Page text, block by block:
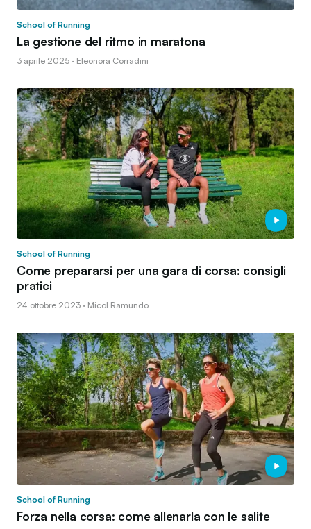
School of Running
La gestione del ritmo in maratona
3 aprile 2025 · Eleonora Corradini
School of Running
Come prepararsi per una gara di corsa: consigli
pratici
24 ottobre 2023 · Micol Ramundo
School of Running
Forza nella corsa: come allenarla con le salite